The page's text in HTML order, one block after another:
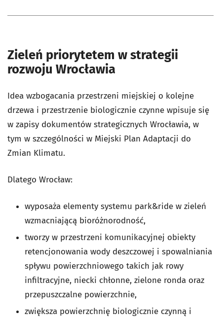
Zieleń priorytetem w strategii
rozwoju Wrocławia
Idea wzbogacania przestrzeni miejskiej o kolejne
drzewa i przestrzenie biologicznie czynne wpisuje się
w zapisy dokumentów strategicznych Wrocławia, w
tym w szczególności w Miejski Plan Adaptacji do
Zmian Klimatu.
Dlatego Wrocław:
wyposaża elementy systemu park&ride w zieleń
wzmacniającą bioróżnorodność,
tworzy w przestrzeni komunikacyjnej obiekty
retencjonowania wody deszczowej i spowalniania
spływu powierzchniowego takich jak rowy
infiltracyjne, niecki chłonne, zielone ronda oraz
przepuszczalne powierzchnie,
zwiększa powierzchnię biologicznie czynną i